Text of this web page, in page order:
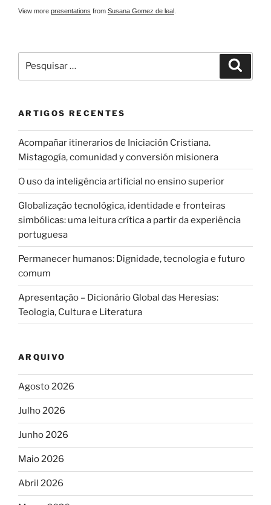
View more presentations from Susana Gomez de leal
por:
ARTIGOS RECENTES
Acompañar itinerarios de Iniciación Cristiana.
Mistagogía, comunidad y conversión misionera
O uso da inteligência artificial no ensino superior
Globalização tecnológica, identidade e fronteiras
simbólicas: uma leitura crítica a partir da experiência
portuguesa
Permanecer humanos: Dignidade, tecnologia e futuro
comum
Apresentação – Dicionário Global das Heresias:
Teologia, Cultura e Literatura
ARQUIVO
Agosto 2026
Julho 2026
Junho 2026
Maio 2026
Abril 2026